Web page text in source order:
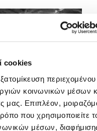
cookies
περιεχομένου
κοινωνικών μέσων
μας. Επιπλέον,
που χρησιμοποιείτε
μέσων,
για το καλοκαίρι;
αγνοείς
Δανάη Δεληγεώργη απαντά!
στον Άδη της ελληνικής
μια μέρα!
από τον Άκη Πετρετζίκη!
Παπαδοπούλου